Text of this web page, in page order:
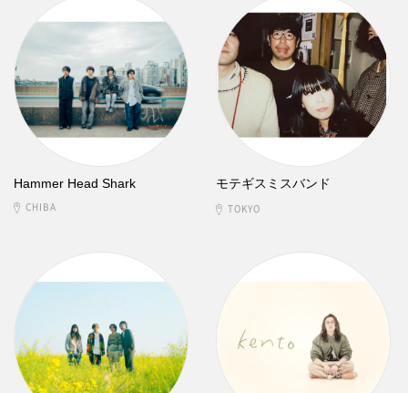
Hammer Head Shark
CHIBA
モテギスミスバンド
TOKYO